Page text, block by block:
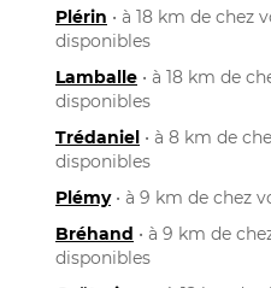
Plérin • à 18 km de chez
disponibles
Lamballe • à 18 km de
disponibles
Trédaniel • à 8 km de
disponibles
Plémy• à 9 km de chez
Bréhand • à 9 km de
disponibles